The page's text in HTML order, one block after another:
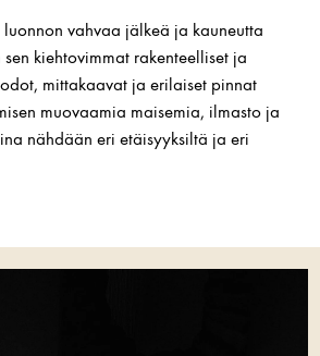
vahvaa jälkeä ja kauneutta
kiehtovimmat rakenteelliset ja
mittakaavat ja erilaiset pinnat
muovaamia maisemia, ilmasto ja
nähdään eri etäisyyksiltä ja eri